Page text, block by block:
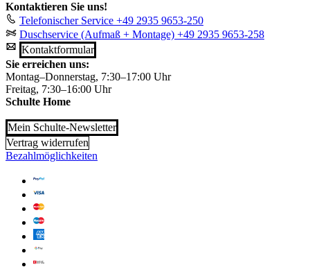
Kontaktieren Sie uns!
Telefonischer Service +49 2935 9653-250
Duschservice (Aufmaß + Montage) +49 2935 9653-258
Kontaktformular
Sie erreichen uns:
Montag–Donnerstag, 7:30–17:00 Uhr
Freitag, 7:30–16:00 Uhr
Schulte Home
Mein Schulte-Newsletter
Vertrag widerrufen
Bezahlmöglichkeiten